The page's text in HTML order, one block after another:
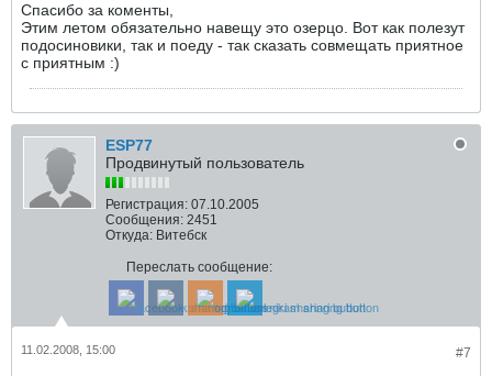
Спасибо за коменты,
Этим летом обязательно навещу это озерцо. Вот как полезут
подосиновики, так и поеду - так сказать совмещать приятное
с приятным :)
ESP77
Продвинутый пользователь
Регистрация: 07.10.2005
Сообщения: 2451
Откуда: Витебск
Переслать сообщение:
#7
11.02.2008, 15:00